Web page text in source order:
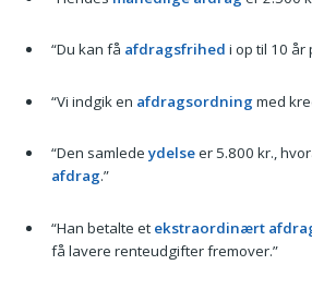
“Du kan få afdragsfrihed i op til 10 år
“Vi indgik en afdragsordning med
“Den samledeydelseer 5.800 kr.,
afdrag.”
“Han betalte et ekstraordinært
få lavere renteudgifter fremover.”